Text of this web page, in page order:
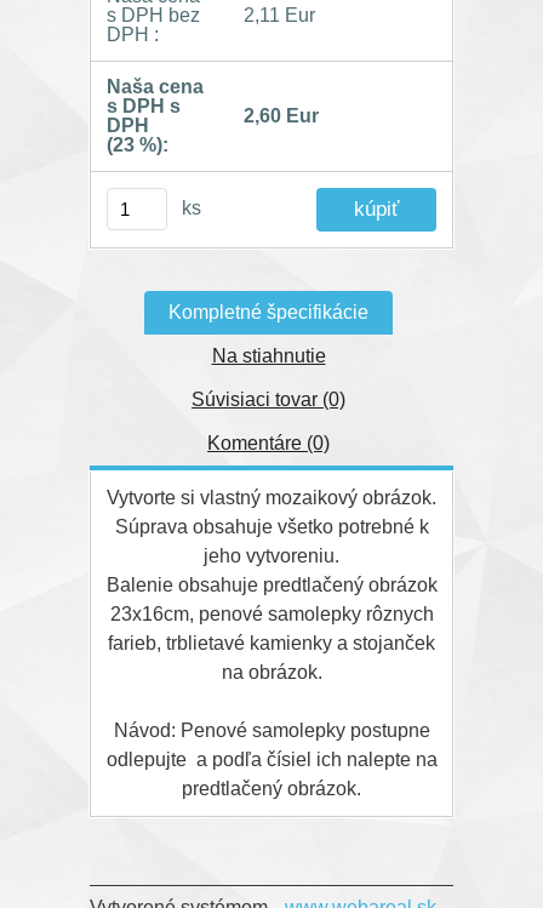
s DPH bez
DPH :
2,11 Eur
Naša cena
s DPH s
DPH
(23 %):
2,60 Eur
ks
Kompletné špecifikácie
Na stiahnutie
Súvisiaci tovar (0)
Komentáre (0)
Vytvorte si vlastný mozaikový obrázok.
Súprava obsahuje všetko potrebné k
jeho vytvoreniu.
Balenie obsahuje predtlačený obrázok
23x16cm, penové samolepky rôznych
farieb, trblietavé kamienky a stojanček
na obrázok.
Návod: Penové samolepky postupne
odlepujte a podľa čísiel ich nalepte na
predtlačený obrázok.